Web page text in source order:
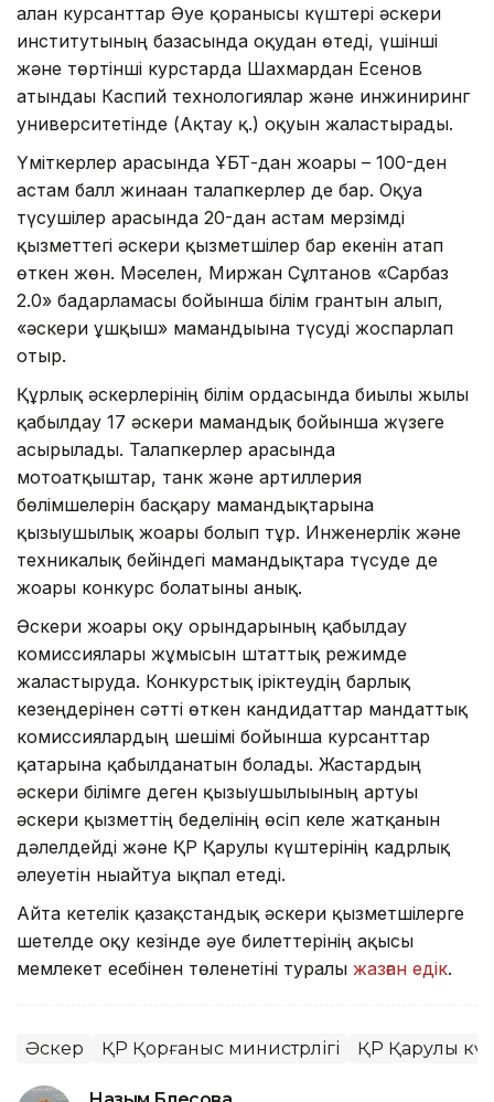
алған курсанттар Әуе қорғанысы күштері әскери
институтының базасында оқудан өтеді, үшінші
және төртінші курстарда Шахмардан Есенов
атындағы Каспий технологиялар және инжиниринг
университетінде (Ақтау қ.) оқуын жалғастырады.
Үміткерлер арасында ҰБТ-дан жоғары – 100-ден
астам балл жинаған талапкерлер де бар. Оқуға
түсушілер арасында 20-дан астам мерзімді
қызметтегі әскери қызметшілер бар екенін атап
өткен жөн. Мәселен, Миржан Сұлтанов «Сарбаз
2.0» бағдарламасы бойынша білім грантын алып,
«әскери ұшқыш» мамандығына түсуді жоспарлап
отыр.
Құрлық әскерлерінің білім ордасында биылғы жылы
қабылдау 17 әскери мамандық бойынша жүзеге
асырылады. Талапкерлер арасында
мотоатқыштар, танк және артиллерия
бөлімшелерін басқару мамандықтарына
қызығушылық жоғары болып тұр. Инженерлік және
техникалық бейіндегі мамандықтарға түсуде де
жоғары конкурс болатыны анық.
Әскери жоғары оқу орындарының қабылдау
комиссиялары жұмысын штаттық режимде
жалғастыруда. Конкурстық іріктеудің барлық
кезеңдерінен сәтті өткен кандидаттар мандаттық
комиссиялардың шешімі бойынша курсанттар
қатарына қабылданатын болады. Жастардың
әскери білімге деген қызығушылығының артуы
әскери қызметтің беделінің өсіп келе жатқанын
дәлелдейді және ҚР Қарулы күштерінің кадрлық
әлеуетін нығайтуға ықпал етеді.
Айта кетелік қазақстандық әскери қызметшілерге
шетелде оқу кезінде әуе билеттерінің ақысы
мемлекет есебінен төленетіні туралы жазған едік.
Әскер ҚР Қорғаныс министрлігі ҚР Қарулы